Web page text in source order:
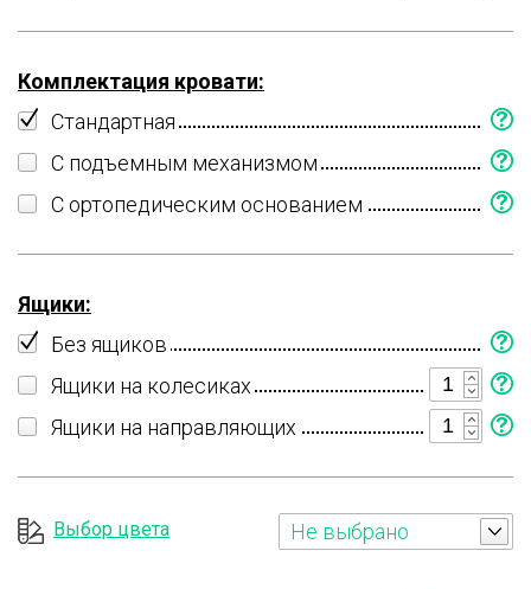
Комплектация кровати:
Стандартная
С подъемным механизмом
С ортопедическим основанием
Ящики:
Без ящиков
Ящики на колесиках
Ящики на направляющих
Выбор цвета Не выбрано